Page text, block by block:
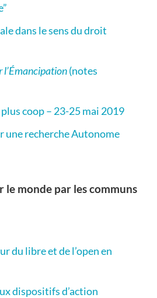
dans le sens du droit
l’Émancipation(notes
coop – 23-25 mai 2019
une recherche Autonome
le monde par les communs
du libre et de l’open en
dispositifs d’action